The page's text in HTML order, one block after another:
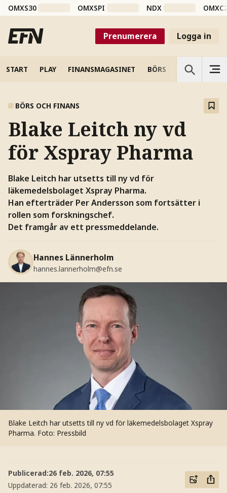
OMXS30 OMXSPI NDX
Prenumerera Logga in
START PLAY FINANSMAGASINET BÖRS VETENSKAP
BÖRS OCH FINANS
Blake Leitch ny vd
för Xspray Pharma
Blake Leitch har utsetts till ny vd för
läkemedelsbolaget Xspray Pharma.
Han efterträder Per Andersson som fortsätter i
rollen som forskningschef.
Det framgår av ett pressmeddelande.
Hannes Lännerholm
hannes.lannerholm@efn.se
Blake Leitch har utsetts till ny vd för läkemedelsbolaget Xspray
Pharma. Foto: Pressbild
Publicerad:26 feb. 2026, 07:55
Uppdaterad: 26 feb. 2026, 07:55